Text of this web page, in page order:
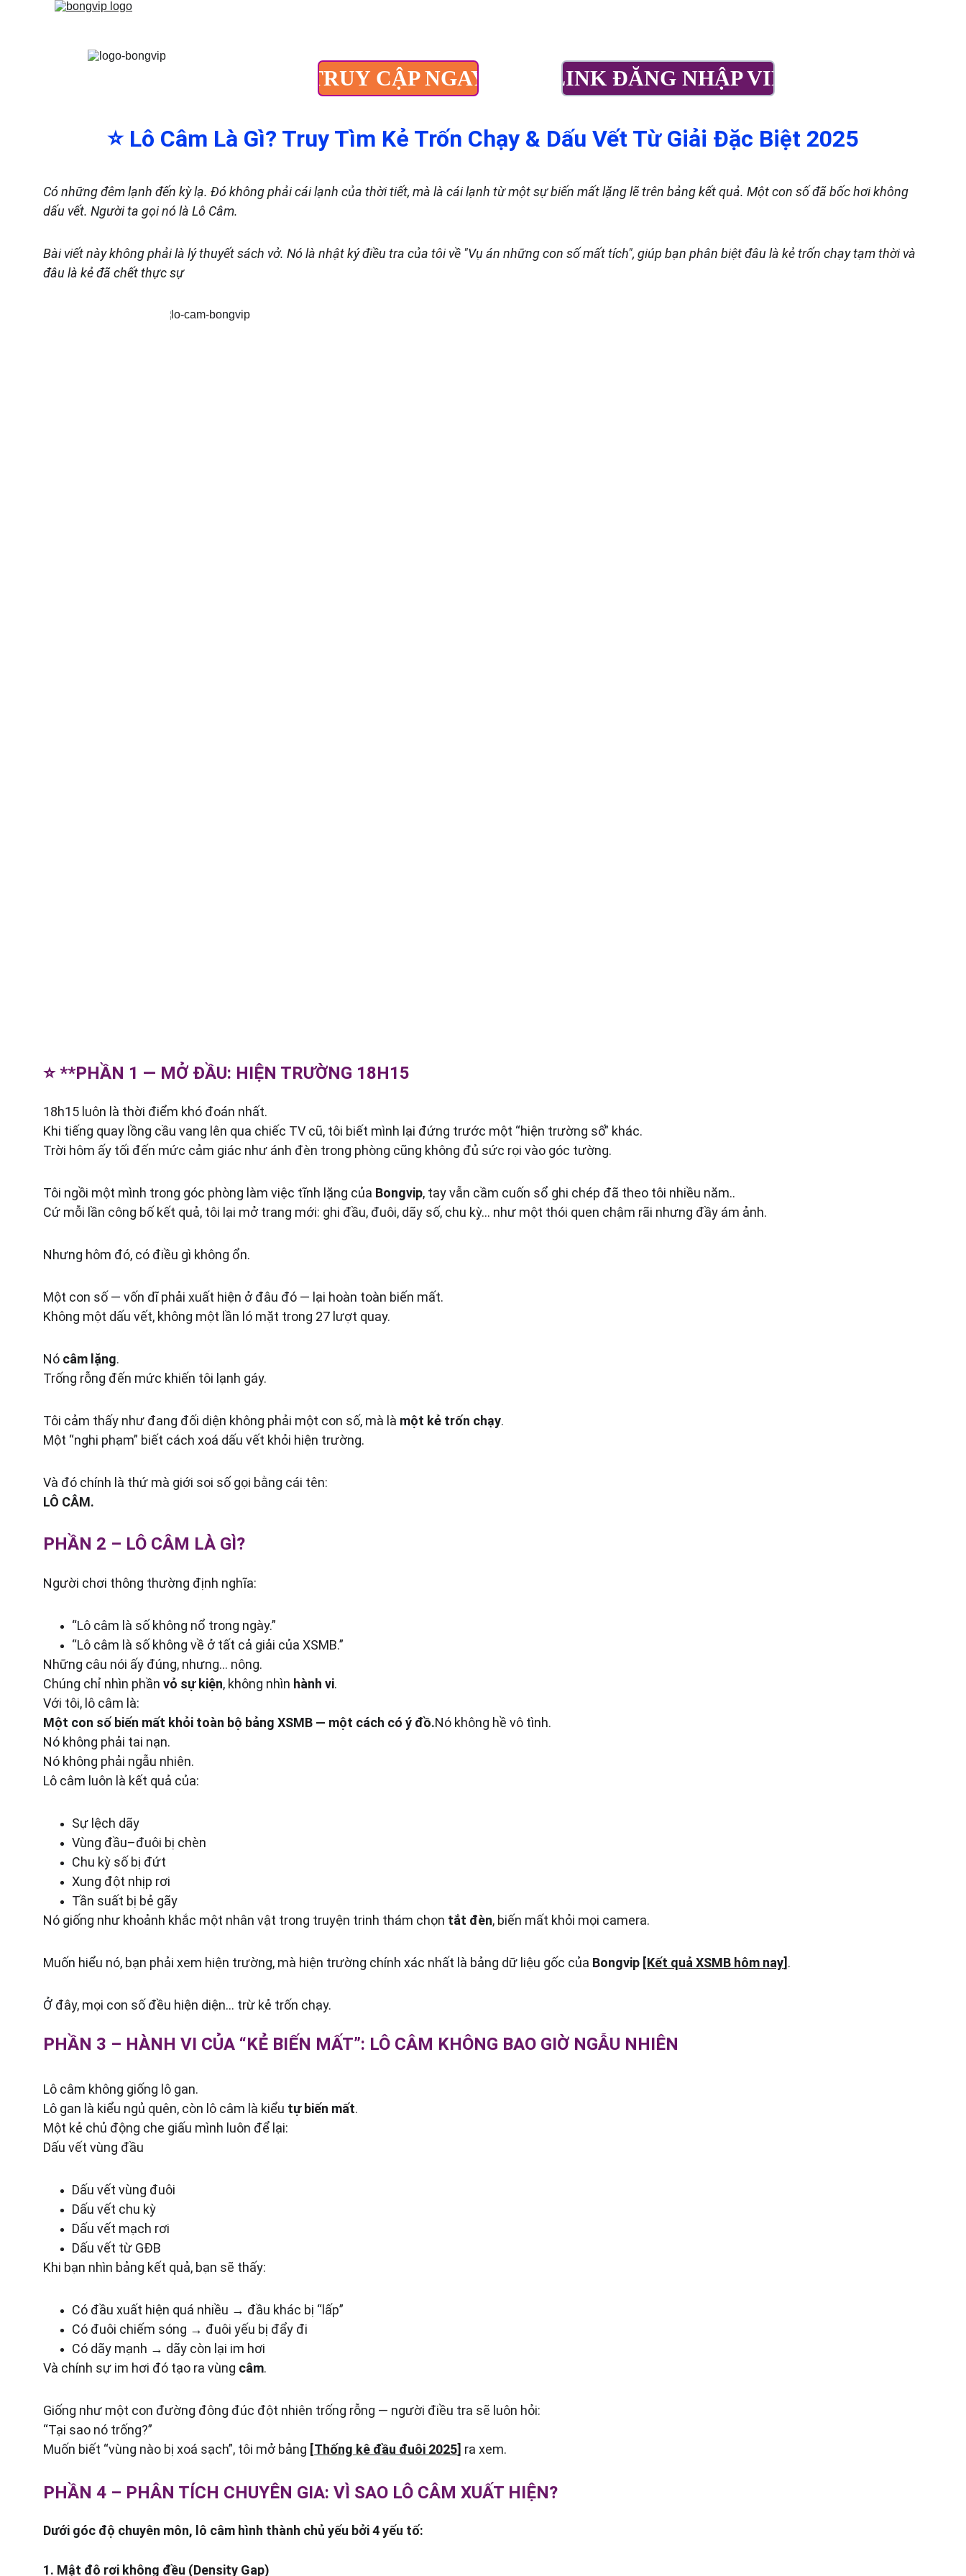
TRUY CẬP NGAY LINK ĐĂNG NHẬP VIP
⭐ Lô Câm Là Gì? Truy Tìm Kẻ Trốn Chạy & Dấu Vết Từ Giải Đặc Biệt 2025
⭐ **PHẦN 1 — MỞ ĐẦU: HIỆN TRƯỜNG 18H15
18h15 luôn là thời điểm khó đoán nhất.
Khi tiếng quay lồng cầu vang lên qua chiếc TV cũ, tôi biết mình lại đứng trước một “hiện trường số” khác.
Trời hôm ấy tối đến mức cảm giác như ánh đèn trong phòng cũng không đủ sức rọi vào góc tường.
Tôi ngồi một mình trong góc phòng làm việc tĩnh lặng của Bongvip, tay vẫn cầm cuốn sổ ghi chép đã theo tôi nhiều năm..
Cứ mỗi lần công bố kết quả, tôi lại mở trang mới: ghi đầu, đuôi, dãy số, chu kỳ… như một thói quen chậm rãi nhưng đầy ám ảnh.
Nhưng hôm đó, có điều gì không ổn.
Một con số — vốn dĩ phải xuất hiện ở đâu đó — lại hoàn toàn biến mất.
Không một dấu vết, không một lần ló mặt trong 27 lượt quay.
Nó câm lặng.
Trống rỗng đến mức khiến tôi lạnh gáy.
Tôi cảm thấy như đang đối diện không phải một con số, mà là một kẻ trốn chạy.
Một “nghi phạm” biết cách xoá dấu vết khỏi hiện trường.
Và đó chính là thứ mà giới soi số gọi bằng cái tên:
LÔ CÂM.
PHẦN 2 – LÔ CÂM LÀ GÌ?
Người chơi thông thường định nghĩa:
“Lô câm là số không nổ trong ngày.”
“Lô câm là số không về ở tất cả giải của XSMB.”
Những câu nói ấy đúng, nhưng… nông.
Chúng chỉ nhìn phần vỏ sự kiện, không nhìn hành vi.
Với tôi, lô câm là:
Một con số biến mất khỏi toàn bộ bảng XSMB — một cách có ý đồ.Nó không hề vô tình.
Nó không phải tai nạn.
Nó không phải ngẫu nhiên.
Lô câm luôn là kết quả của:
Sự lệch dãy
Vùng đầu–đuôi bị chèn
Chu kỳ số bị đứt
Xung đột nhịp rơi
Tần suất bị bẻ gãy
Nó giống như khoảnh khắc một nhân vật trong truyện trinh thám chọn tắt đèn, biến mất khỏi mọi camera.
Muốn hiểu nó, bạn phải xem hiện trường, mà hiện trường chính xác nhất là bảng dữ liệu gốc của Bongvip [Kết quả XSMB hôm nay] .
Ở đây, mọi con số đều hiện diện… trừ kẻ trốn chạy.
PHẦN 3 – HÀNH VI CỦA “KẺ BIẾN MẤT”: LÔ CÂM KHÔNG BAO GIỜ NGẪU NHIÊN
Lô câm không giống lô gan.
Lô gan là kiểu ngủ quên, còn lô câm là kiểu tự biến mất.
Một kẻ chủ động che giấu mình luôn để lại:
Dấu vết vùng đầu
Dấu vết vùng đuôi
Dấu vết chu kỳ
Dấu vết mạch rơi
Dấu vết từ GĐB
Khi bạn nhìn bảng kết quả, bạn sẽ thấy:
Có đầu xuất hiện quá nhiều → đầu khác bị “lấp”
Có đuôi chiếm sóng → đuôi yếu bị đẩy đi
Có dãy mạnh → dãy còn lại im hơi
Và chính sự im hơi đó tạo ra vùng câm.
Giống như một con đường đông đúc đột nhiên trống rỗng — người điều tra sẽ luôn hỏi:
“Tại sao nó trống?”
Muốn biết “vùng nào bị xoá sạch”, tôi mở bảng [Thống kê đầu đuôi 2025] ra xem.
PHẦN 4 – PHÂN TÍCH CHUYÊN GIA: VÌ SAO LÔ CÂM XUẤT HIỆN?
Dưới góc độ chuyên môn, lô câm hình thành chủ yếu bởi 4 yếu tố:
1. Mật độ rơi không đều (Density Gap)
Có những đêm lạnh đến kỳ lạ. Đó không phải cái lạnh của thời tiết, mà là cái lạnh từ một sự biến mất lặng lẽ trên bảng kết quả. Một con số đã bốc hơi không
dấu vết. Người ta gọi nó là Lô Câm.
Bài viết này không phải là lý thuyết sách vở. Nó là nhật ký điều tra của tôi về "Vụ án những con số mất tích", giúp bạn phân biệt đâu là kẻ trốn chạy tạm thời và
đâu là kẻ đã chết thực sự